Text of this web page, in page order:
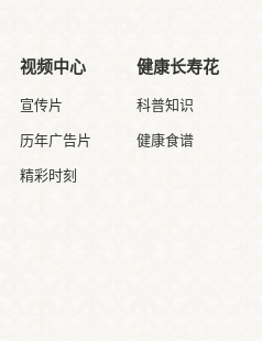
视频中心
宣传片
历年广告片
精彩时刻
健康长寿花
科普知识
健康食谱